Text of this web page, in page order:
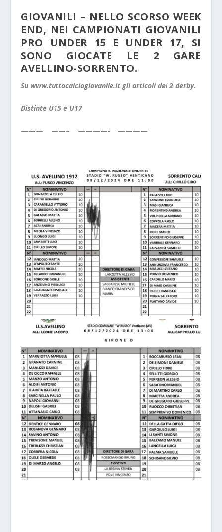
GIOVANILI – NELLO SCORSO WEEK
END, NEI CAMPIONATI GIOVANILI
PRO UNDER 15 E UNDER 17, SI
SONO GIOCATE LE 2 GARE
AVELLINO-SORRENTO.
Su www.tuttocalciogiovanile.it gli articoli dei 2 derby.
Distinte U15 e U17
——— ——– ————- ————